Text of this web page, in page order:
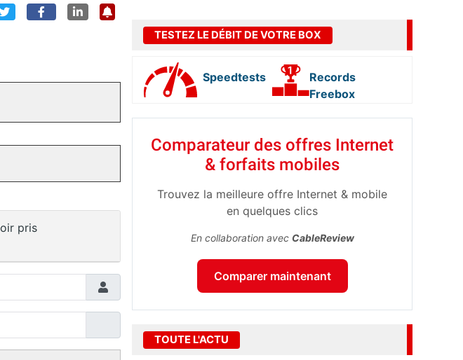
pris
TESTEZ LE DÉBIT DE VOTRE BOX
Speedtests
Records
Freebox
Comparateur des offres Internet
& forfaits mobiles
Trouvez la meilleure offre Internet & mobile
en quelques clics
En collaboration avec CableReview
Comparer maintenant
TOUTE L'ACTU